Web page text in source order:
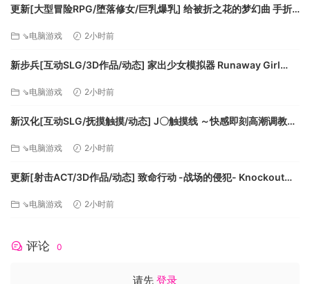
更新[大型冒险RPG/堕落修女/巨乳爆乳] 给被折之花的梦幻曲 手折
⇘电脑游戏 2小时前
新步兵[互动SLG/3D作品/动态] 家出少女模拟器 Runaway Girl
⇘电脑游戏 2小时前
新汉化[互动SLG/抚摸触摸/动态] J〇触摸线 ～快感即刻高潮调教电
[百度]
⇘电脑游戏 2小时前
更新[射击ACT/3D作品/动态] 致命行动 -战场的侵犯- Knockout
⇘电脑游戏 2小时前
评论 0
请先 登录